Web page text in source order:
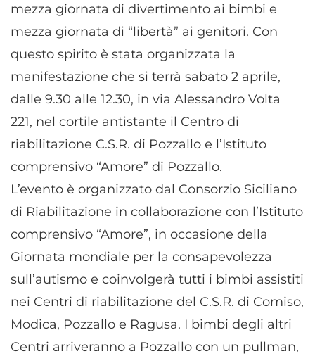
mezza giornata di divertimento ai bimbi e
mezza giornata di “libertà” ai genitori. Con
questo spirito è stata organizzata la
manifestazione che si terrà sabato 2 aprile,
dalle 9.30 alle 12.30, in via Alessandro Volta
221, nel cortile antistante il Centro di
riabilitazione C.S.R. di Pozzallo e l’Istituto
comprensivo “Amore” di Pozzallo.
L’evento è organizzato dal Consorzio Siciliano
di Riabilitazione in collaborazione con l’Istituto
comprensivo “Amore”, in occasione della
Giornata mondiale per la consapevolezza
sull’autismo e coinvolgerà tutti i bimbi assistiti
nei Centri di riabilitazione del C.S.R. di Comiso,
Modica, Pozzallo e Ragusa. I bimbi degli altri
Centri arriveranno a Pozzallo con un pullman,